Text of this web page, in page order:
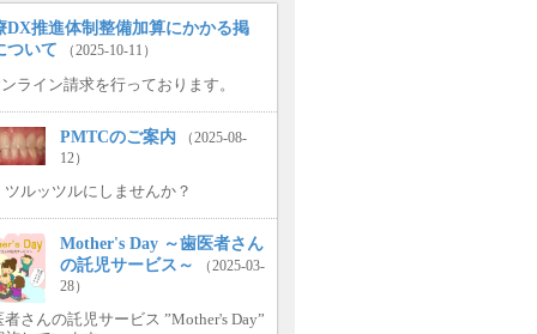
DX推進体制整備加算にかかる掲
ついて
（2025-10-11）
ライン請求を行っております。
PMTCのご案内
（2025-08-
12）
ツルッツルにしませんか？
Mother's Day ～歯医者さん
の託児サービス～
（2025-03-
28）
者さんの託児サービス ”Mother's Day”